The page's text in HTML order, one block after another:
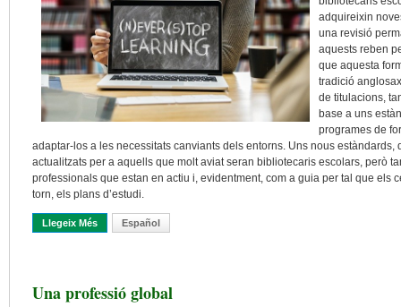
adquireixin
una revisió
aquests reben
que aquesta
tradició
de titulacions,
base a uns
programes de
adaptar-los a les necessitats canviants dels entorns. Uns nous
actualitzats per a aquells que molt aviat seran bibliotecaris escolars, però
professionals que estan en actiu i, evidentment, com a guia per tal que els
torn, els plans d’estudi.
Llegeix Més Sobre Preparar Els Bibliotecaris Escolars Del Futur: Els Nous
Español
Una professió global